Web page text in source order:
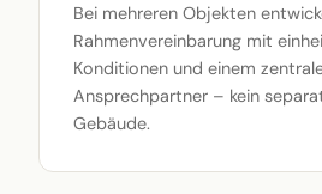
Bei mehreren Objekten
Rahmenvereinbarung mit
Konditionen und einem
Ansprechpartner – kein
Gebäude.